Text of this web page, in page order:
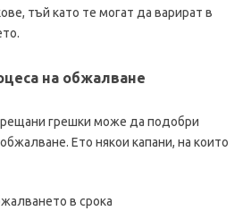
тъй като те могат да варират в
на обжалване
грешки може да подобри
Ето някои капани, на които
в срока